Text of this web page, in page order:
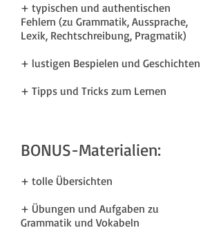
+ typischen und authentischen
Fehlern (zu Grammatik, Aussprache,
Lexik, Rechtschreibung, Pragmatik)
+ lustigen Bespielen und Geschichten
+ Tipps und Tricks zum Lernen
BONUS-Materialien:
+ tolle Übersichten
+ Übungen und Aufgaben zu
Grammatik und Vokabeln